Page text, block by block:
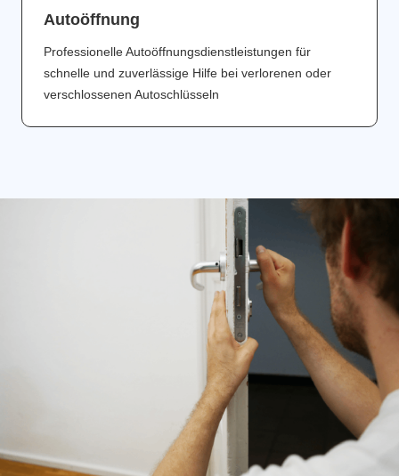
Аutoöffnung
Professionelle Autoöffnungsdienstleistungen für
schnelle und zuverlässige Hilfe bei verlorenen oder
verschlossenen Autoschlüsseln